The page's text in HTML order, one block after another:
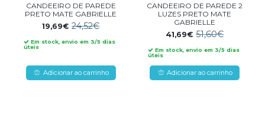
CANDEEIRO DE PAREDE
PRETO MATE GABRIELLE
19,69€24,52€
Em stock, envio em 3/5 dias
úteis
Adicionar ao carrinho
CANDEEIRO DE PAREDE 2
LUZES PRETO MATE
GABRIELLE
41,69€51,60€
Em stock, envio em 3/5 dias
úteis
Adicionar ao carrinho